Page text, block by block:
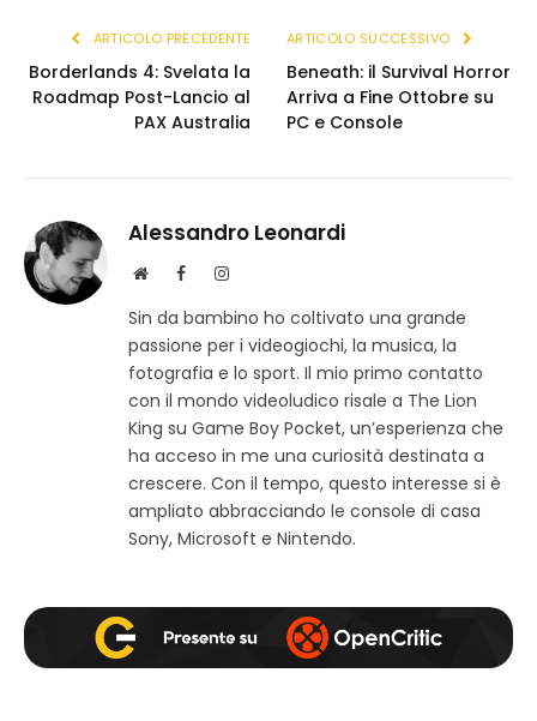
ARTICOLO PRECEDENTE
Borderlands 4: Svelata la
Roadmap Post-Lancio al
PAX Australia
ARTICOLO SUCCESSIVO
Beneath: il Survival Horror
Arriva a Fine Ottobre su
PC e Console
Alessandro Leonardi
S
t
o
w
F
c
e
b
I
s
t
a
m
Sin da bambino ho coltivato una grande
passione per i videogiochi, la musica, la
fotografia e lo sport. Il mio primo contatto
con il mondo videoludico risale a The Lion
King su Game Boy Pocket, un’esperienza che
ha acceso in me una curiosità destinata a
crescere. Con il tempo, questo interesse si è
ampliato abbracciando le console di casa
Sony, Microsoft e Nintendo.